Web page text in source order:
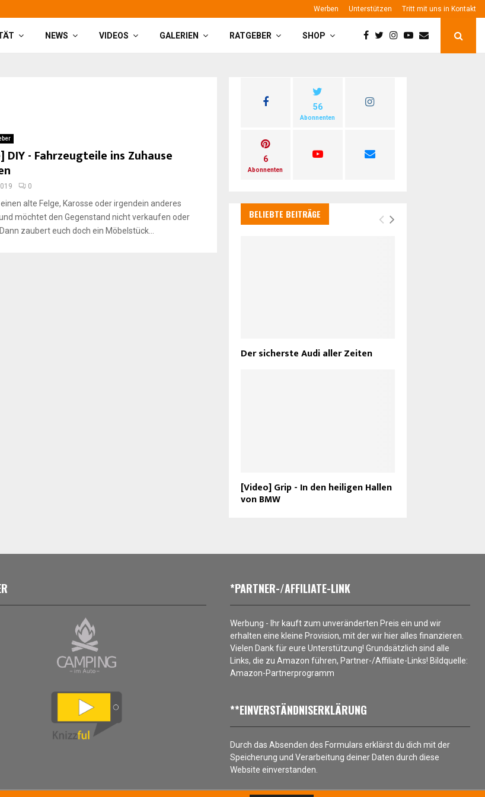
Werben Unterstützen Tritt mit uns in Kontakt
NEWS VIDEOS GALERIEN RATGEBER SHOP
- Fahrzeugteile ins Zuhause
0
einen alte Felge, Karosse oder irgendein anderes
möchtet den Gegenstand nicht verkaufen oder
zaubert euch doch ein Möbelstück...
56
Abonnenten
6
Abonnenten
BELIEBTE BEITRÄGE
Der sicherste Audi aller Zeiten
[Video] Grip - In den heiligen Hallen
von BMW
*PARTNER-/AFFILIATE-LINK
Werbung - Ihr kauft zum unveränderten Preis ein und wir
erhalten eine kleine Provision, mit der wir hier alles finanzieren.
Vielen Dank für eure Unterstützung! Grundsätzlich sind alle
Links, die zu Amazon führen, Partner-/Affiliate-Links! Bildquelle:
Amazon-Partnerprogramm
**EINVERSTÄNDNISERKLÄRUNG
Durch das Absenden des Formulars erklärst du dich mit der
Speicherung und Verarbeitung deiner Daten durch diese
Website einverstanden.